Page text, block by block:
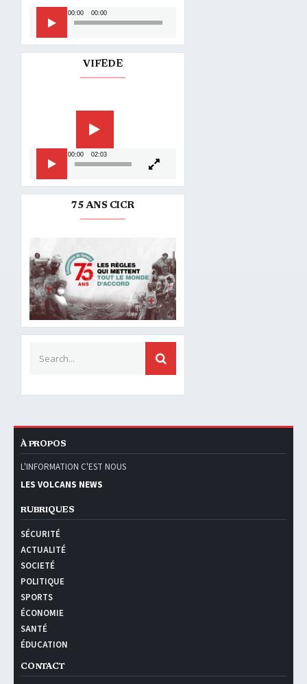
audio
00:00 00:00
VIFEDE
00:00 02:03
75 ANS CICR
À PROPOS
L'INFORMATION C'EST NOUS
LES VOLCANS NEWS
RUBRIQUES
SÉCURITÉ
ACTUALITÉ
SOCIETÉ
POLITIQUE
SPORTS
ÉCONOMIE
SANTÉ
ÉDUCATION
CONTACT